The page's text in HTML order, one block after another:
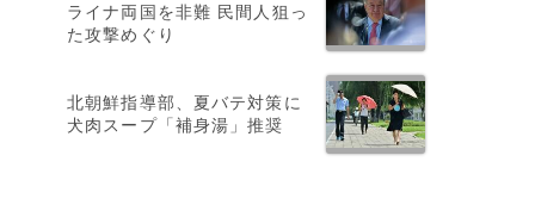
ライナ両国を非難 民間人狙っ
た攻撃めぐり
北朝鮮指導部、夏バテ対策に
犬肉スープ「補身湯」推奨